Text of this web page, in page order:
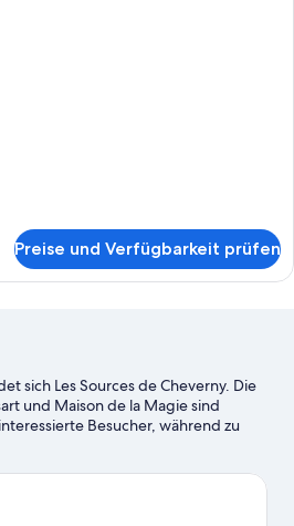
Preise und Verfügbarkeit prüfen
sich Les Sources de Cheverny. Die
und Maison de la Magie sind
Besucher, während zu
der Region Folgendes
Parc Beauval (Tierpark). Auf den